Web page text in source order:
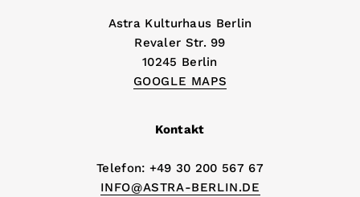
Astra Kulturhaus Berlin
Revaler Str. 99
10245 Berlin
GOOGLE MAPS
Kontakt
Telefon: +49 30 200 567 67
INFO@ASTRA-BERLIN.DE